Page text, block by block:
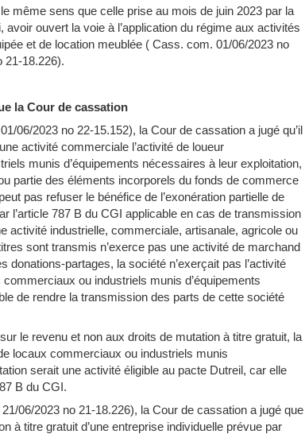
même sens que celle prise au mois de juin 2023 par la
ouvert la voie à l’application du régime aux activités
et de location meublée ( Cass. com. 01/06/2023 no
18.226).
la Cour de cassation
06/2023 no 22-15.152), la Cour de cassation a jugé qu’il
activité commerciale l’activité de loueur
munis d’équipements nécessaires à leur exploitation,
partie des éléments incorporels du fonds de commerce
pas refuser le bénéfice de l’exonération partielle de
l’article 787 B du CGI applicable en cas de transmission
activité industrielle, commerciale, artisanale, agricole ou
sont transmis n’exerce pas une activité de marchand
donations-partages, la société n’exerçait pas l’activité
ou industriels munis d’équipements
de rendre la transmission des parts de cette société
le revenu et non aux droits de mutation à titre gratuit, la
locaux commerciaux ou industriels munis
serait une activité éligible au pacte Dutreil, car elle
B du CGI.
06/2023 no 21-18.226), la Cour de cassation a jugé que
à titre gratuit d’une entreprise individuelle prévue par